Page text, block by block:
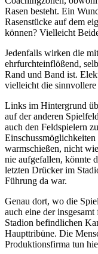
Rasen besteht. Ein
Rasenstücke auf dem
können? Vielleicht
Jedenfalls wirken die
ehrfurchteinflößend,
Rand und Band ist.
vielleicht die
Links im Hintergrund
auf der anderen
auch den Feldspielern
warmschießen, nicht
nie aufgefallen, könnte
letzten Drücker im
Führung da war.
Genau dort, wo die
auch eine der
Stadion befindlichen
Haupttribüne. Die
Produktionsfirma tun